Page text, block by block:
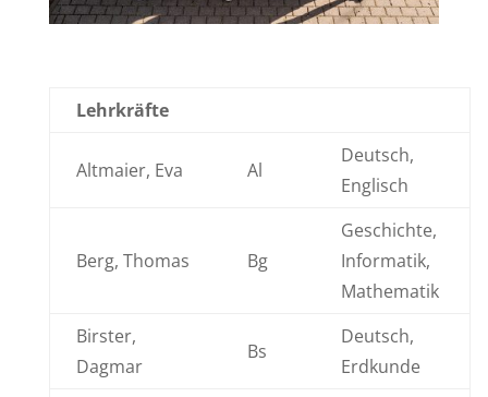
Lehrkräfte
Altmaier, Eva Al
Deutsch,
Englisch
Berg, Thomas Bg
Geschichte,
Informatik,
Mathematik
Birster,
Dagmar
Bs
Deutsch,
Erdkunde